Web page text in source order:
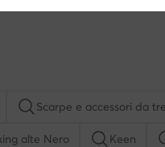
Scarpe e accessori da
alte Nero Keen